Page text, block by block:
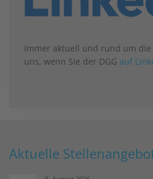
Immer aktuell und rund um
uns, wenn Sie der DGG auf
Aktuelle